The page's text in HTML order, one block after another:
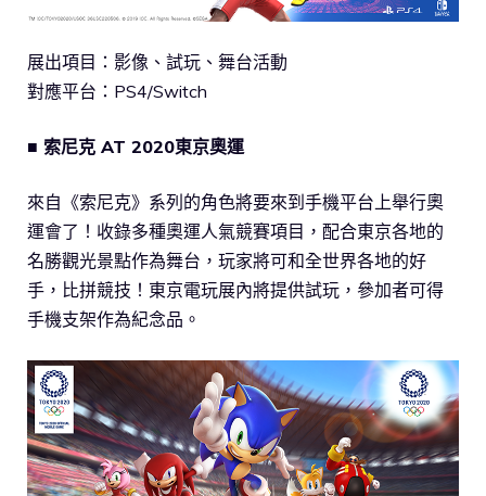
展出項目：影像、試玩、舞台活動
對應平台：PS4/Switch
■ 索尼克 AT 2020東京奧運
來自《索尼克》系列的角色將要來到手機平台上舉行奧
運會了！收錄多種奧運人氣競賽項目，配合東京各地的
名勝觀光景點作為舞台，玩家將可和全世界各地的好
手，比拼競技！東京電玩展內將提供試玩，參加者可得
手機支架作為紀念品。